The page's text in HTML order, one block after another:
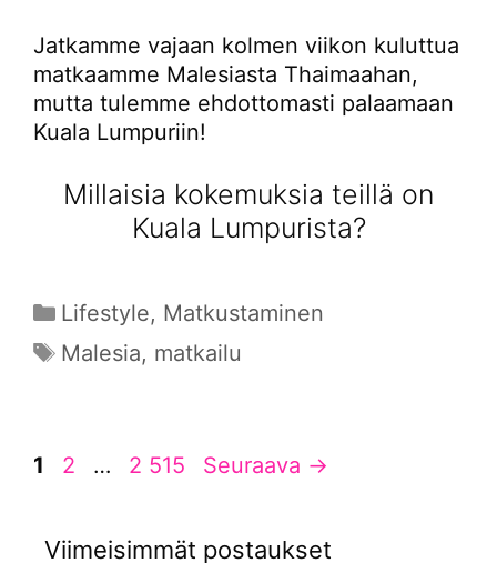
Jatkamme vajaan kolmen viikon kuluttua
matkaamme Malesiasta Thaimaahan,
mutta tulemme ehdottomasti palaamaan
Kuala Lumpuriin!
Millaisia kokemuksia teillä on
Kuala Lumpurista?
Kategoriat
Lifestyle, Matkustaminen
Avainsanat
Malesia, matkailu
Sivu
1 Sivu
2 … Sivu
2 515 Seuraava →
Viimeisimmät postaukset